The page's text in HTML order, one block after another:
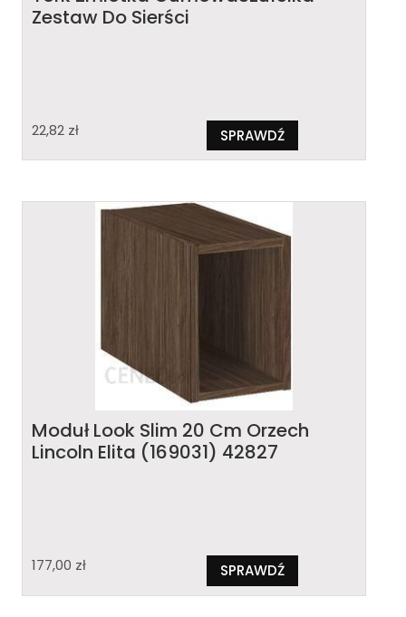
Zestaw Do Sierści
22,82 zł SPRAWDŹ
Moduł Look Slim 20 Cm Orzech
Lincoln Elita (169031) 42827
177,00 zł SPRAWDŹ